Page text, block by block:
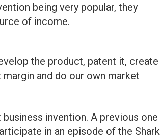
being very popular, they
of income.
the product, patent it, create
and do our own market
invention. A previous one
in an episode of the Shark